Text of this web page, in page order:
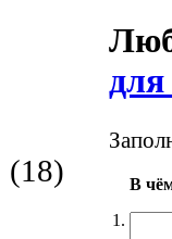
(18)
1.
В